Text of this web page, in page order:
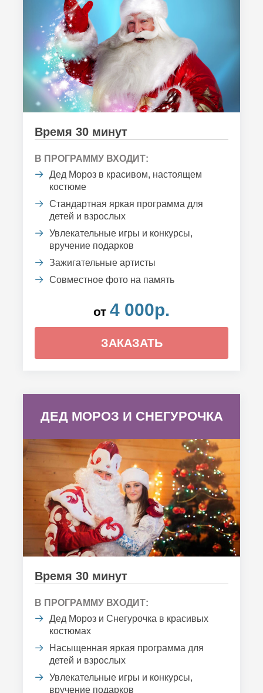
Время 30 минут
В ПРОГРАММУ ВХОДИТ:
Дед Мороз в красивом, настоящем
костюме
Стандартная яркая программа для
детей и взрослых
Увлекательные игры и конкурсы,
вручение подарков
Зажигательные артисты
Совместное фото на память
от 4 000р.
ЗАКАЗАТЬ
ДЕД МОРОЗ И СНЕГУРОЧКА
Время 30 минут
В ПРОГРАММУ ВХОДИТ:
Дед Мороз и Снегурочка в красивых
костюмах
Насыщенная яркая программа для
детей и взрослых
Увлекательные игры и конкурсы,
вручение подарков